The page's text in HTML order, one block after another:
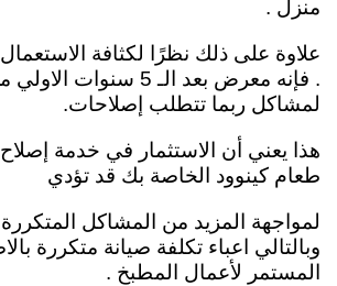
منزل .
علاوة على ذلك نظرًا لكثافة
. فإنه معرض بعد الـ 5 سنوات
لمشاكل ربما تتطلب إصلاحات.
هذا يعني أن الاستثمار في خدمة
طعام كينوود الخاصة بك قد تؤدي
لمواجهة المزيد من المشاكل
وبالتالي اعباء تكلفة صيانة متكررة
المستمر لأعمال المطبخ .